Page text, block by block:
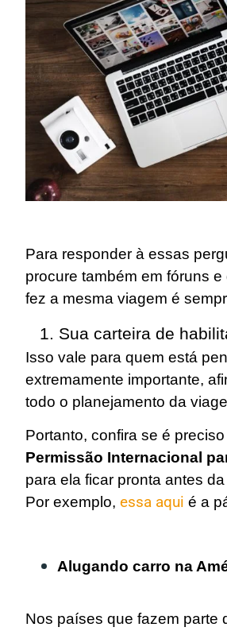
Para responder à essas
procure também em fóruns
fez a mesma viagem é
1. Sua carteira de
Isso vale para quem está
extremamente importante,
todo o planejamento da
Portanto, confira se é
Permissão Internacional
para ela ficar pronta antes
Por exemplo, essa aqui é a
Alugando carro na
Nos países que fazem parte